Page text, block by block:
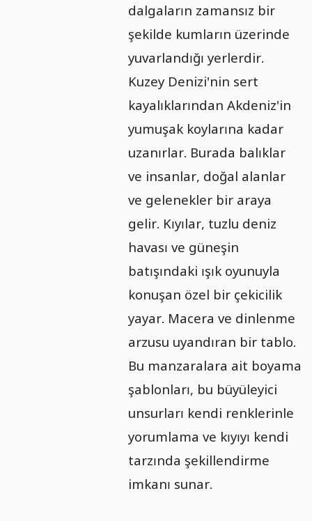
dalgaların zamansız bir
şekilde kumların üzerinde
yuvarlandığı yerlerdir.
Kuzey Denizi'nin sert
kayalıklarından Akdeniz'in
yumuşak koylarına kadar
uzanırlar. Burada balıklar
ve insanlar, doğal alanlar
ve gelenekler bir araya
gelir. Kıyılar, tuzlu deniz
havası ve güneşin
batışındaki ışık oyunuyla
konuşan özel bir çekicilik
yayar. Macera ve dinlenme
arzusu uyandıran bir tablo.
Bu manzaralara ait boyama
şablonları, bu büyüleyici
unsurları kendi renklerinle
yorumlama ve kıyıyı kendi
tarzında şekillendirme
imkanı sunar.